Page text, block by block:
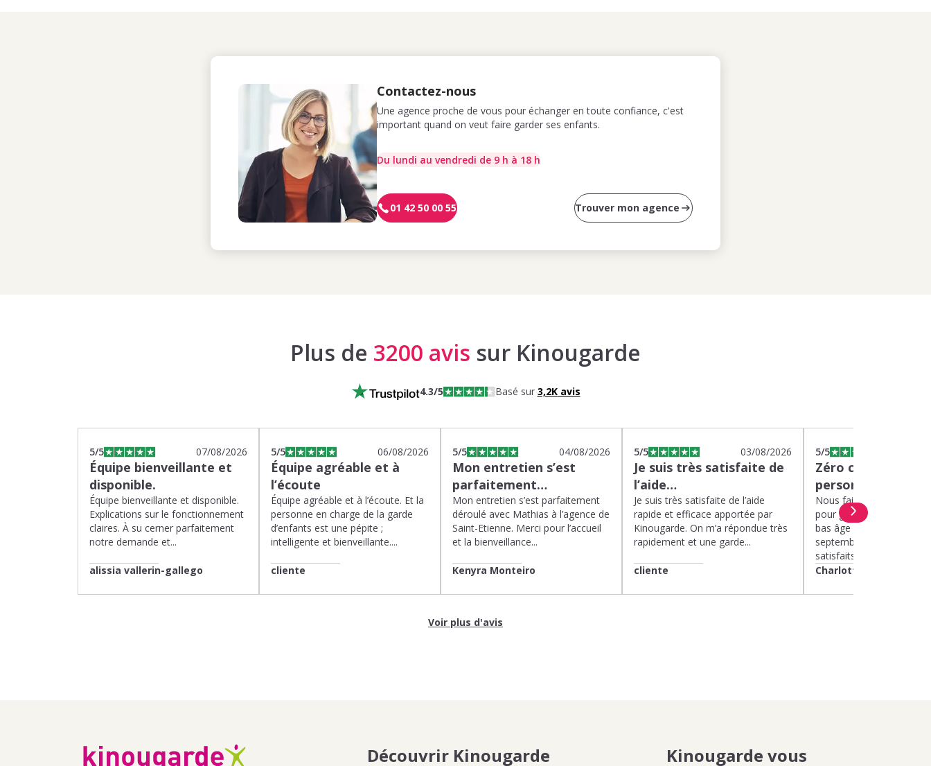
Contactez-nous
Une agence proche de vous pour échanger en toute confiance, c'est
important quand on veut faire garder ses enfants.
Du lundi au vendredi de 9 h à 18 h
01 42 50 00 55 Trouver mon agence
Plus de 3200 avis sur Kinougarde
4.3/5 Basé sur 3,2Kavis
5/5 07/08/2026
Équipe bienveillante et
disponible.
Équipe bienveillante et disponible.
Explications sur le fonctionnement
claires. À su cerner parfaitement
notre demande et...
alissia vallerin-gallego
5/5 06/08/2026
Équipe agréable et à
l’écoute
Équipe agréable et à l’écoute. Et la
personne en charge de la garde
d’enfants est une pépite ;
intelligente et bienveillante....
cliente
5/5 04/08/2026
Mon entretien s’est
parfaitement…
Mon entretien s’est parfaitement
déroulé avec Mathias à l’agence de
Saint-Etienne. Merci pour l’accueil
et la bienveillance...
Kenyra Monteiro
5/5 03/08/2026
Je suis très satisfaite de
l’aide…
Je suis très satisfaite de l’aide
rapide et efficace apportée par
Kinougarde. On m’a répondue très
rapidement et une garde...
cliente
5/5
Zéro charge
personnel de
Nous faisons appel à
pour garder nos deux
bas âge le mercredi
septembre 2025. Nous
satisfaits....
Charlotte
Voir plus d'avis
Découvrir Kinougarde
Kinougarde vous